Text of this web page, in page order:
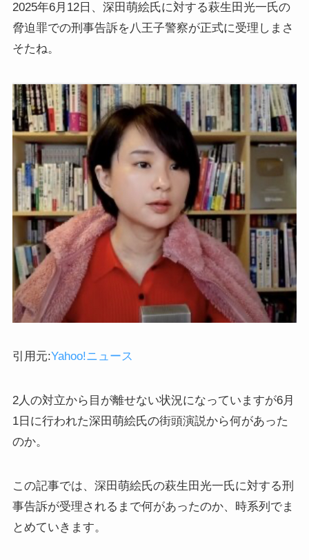
2025年6月12日、深田萌絵氏に対する萩生田光一氏の
脅迫罪での刑事告訴を八王子警察が正式に受理しまさ
そたね。
引用元:Yahoo!ニュース
2人の対立から目が離せない状況になっていますが6月
1日に行われた深田萌絵氏の街頭演説から何があった
のか。
この記事では、深田萌絵氏の萩生田光一氏に対する刑
事告訴が受理されるまで何があったのか、時系列でま
とめていきます。